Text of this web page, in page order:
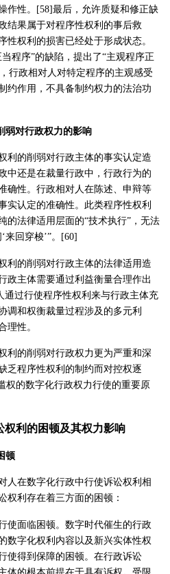
作性。[58]最后，允许质疑和修正缺
结果属于对程序性权利的事后救
性权利的损害已经处于形成状态。
程序”的缺陷，提出了“主观程序正
行政相对人对特定程序的主观感受
约作用，不具备制约权力的法治功
弱对行政权力的影响
利的削弱对行政主体的事实认定造
中还是在裁量行政中，行政行为的
确性。行政相对人在陈述、申辩等
实认定的准确性。此类程序性权利
的法律适用层面的“技术执行”，无法
来回穿梭’”。[60]
利的削弱对行政主体的法律适用造
政主体需要通过利益衡量合理作出
过行使程序性权利来与行政主体充
调和权衡裁量过程涉及的多元利
理性。
利的削弱对行政权力更为严重和深
乏程序性权利的制约而对控权逐
权的数字化行政权力行使的重要原
权利的困顿及其权力影响
顿
人在数字化行政中行使诉讼权利相
权利存在着三方面的困顿：
使面临困顿。数字时代催生的行政
数字化权利内容以及新兴实体性权
使得到保障的困顿。在行政诉讼